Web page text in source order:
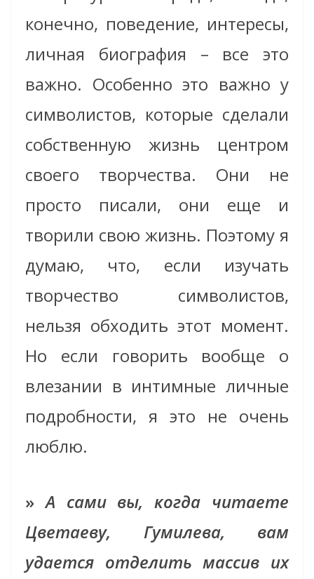
конечно, поведение, интересы,
личная биография – все это
важно. Особенно это важно у
символистов, которые сделали
собственную жизнь центром
своего творчества. Они не
просто писали, они еще и
творили свою жизнь. Поэтому я
думаю, что, если изучать
творчество символистов,
нельзя обходить этот момент.
Но если говорить вообще о
влезании в интимные личные
подробности, я это не очень
люблю.
» А сами вы, когда читаете
Цветаеву, Гумилева, вам
удается отделить массив их